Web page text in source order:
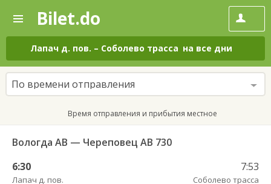
—
Поиск
и
покупка
билетов
на
автобус
онлайн
Bilet.do
Лапач д. пов. – Соболево трасса на все дни
По времени отправления
Время отправления и прибытия местное
Вологда АВ — Череповец АВ 730
6:30
Лапач д. пов.
7:53
Соболево трасса